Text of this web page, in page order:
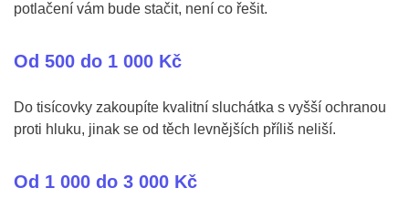
potlačení vám bude stačit, není co řešit.
Od 500 do 1 000 Kč
Do tisícovky zakoupíte kvalitní sluchátka s vyšší ochranou
proti hluku, jinak se od těch levnějších příliš neliší.
Od 1 000 do 3 000 Kč